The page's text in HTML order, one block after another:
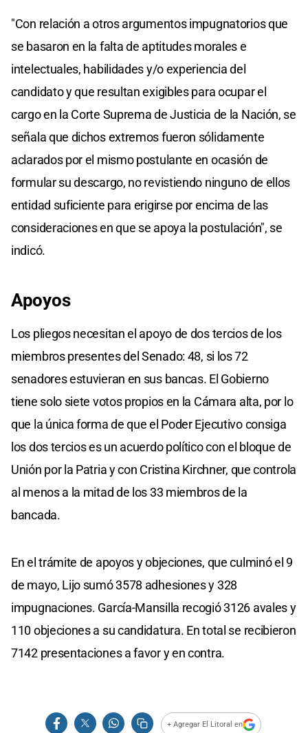
"Con relación a otros argumentos impugnatorios que
se basaron en la falta de aptitudes morales e
intelectuales, habilidades y/o experiencia del
candidato y que resultan exigibles para ocupar el
cargo en la Corte Suprema de Justicia de la Nación, se
señala que dichos extremos fueron sólidamente
aclarados por el mismo postulante en ocasión de
formular su descargo, no revistiendo ninguno de ellos
entidad suficiente para erigirse por encima de las
consideraciones en que se apoya la postulación", se
indicó.
Apoyos
Los pliegos necesitan el apoyo de dos tercios de los
miembros presentes del Senado: 48, si los 72
senadores estuvieran en sus bancas. El Gobierno
tiene solo siete votos propios en la Cámara alta, por lo
que la única forma de que el Poder Ejecutivo consiga
los dos tercios es un acuerdo político con el bloque de
Unión por la Patria y con Cristina Kirchner, que controla
al menos a la mitad de los 33 miembros de la
bancada.
En el trámite de apoyos y objeciones, que culminó el 9
de mayo, Lijo sumó 3578 adhesiones y 328
impugnaciones. García-Mansilla recogió 3126 avales y
110 objeciones a su candidatura. En total se recibieron
7142 presentaciones a favor y en contra.
+ Agregar El Litoral en